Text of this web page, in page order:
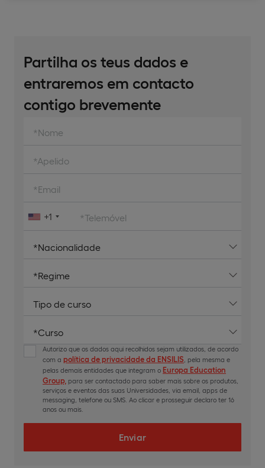
Partilha os teus dados e
entraremos em contacto
contigo brevemente
*Nome
*Apelido
*Email
*Telemóvel
+1
Autorizo que os dados aqui recolhidos sejam utilizados, de acordo
com a política de privacidade da ENSILIS , pela mesma e
pelas demais entidades que integram o Europa Education
Group, para ser contactado para saber mais sobre os produtos,
serviços e eventos das suas Universidades, via email, apps de
messaging, telefone ou SMS. Ao clicar e prosseguir declaro ter 16
anos ou mais.
Enviar